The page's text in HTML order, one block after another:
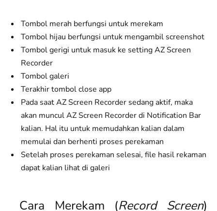
Tombol merah berfungsi untuk merekam
Tombol hijau berfungsi untuk mengambil screenshot
Tombol gerigi untuk masuk ke setting AZ Screen
Recorder
Tombol galeri
Terakhir tombol close app
Pada saat AZ Screen Recorder sedang aktif, maka
akan muncul AZ Screen Recorder di Notification Bar
kalian. Hal itu untuk memudahkan kalian dalam
memulai dan berhenti proses perekaman
Setelah proses perekaman selesai, file hasil rekaman
dapat kalian lihat di galeri
Cara Merekam (Record Screen)